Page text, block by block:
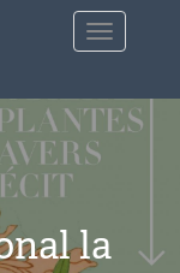
Toggle
navigation
la